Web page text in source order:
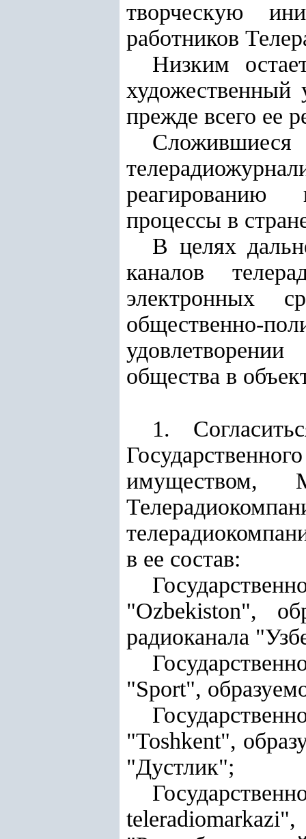
творческую
работников
Низким
художественный
прежде всего ее
Сложившиеся
реагированию
процессы в
В целях
каналов
электронных
общественно-
общества в
1.
имуществом,
в ее состав:
"Ozbekiston",
радиоканала
"Sроrt",
"Toshkent",
"Дустлик";